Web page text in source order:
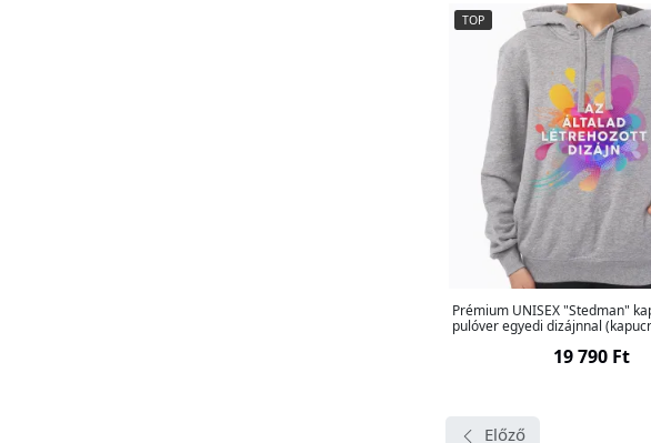
TOP
Prémium UNISEX "Stedman"
pulóver egyedi dizájnnal
19 790 Ft
Előző